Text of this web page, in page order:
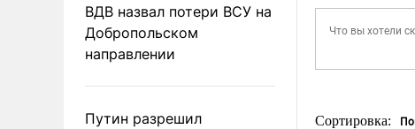
ВДВ назвал потери ВСУ на
Добропольском
направлении
Путин разрешил
Сортировка: